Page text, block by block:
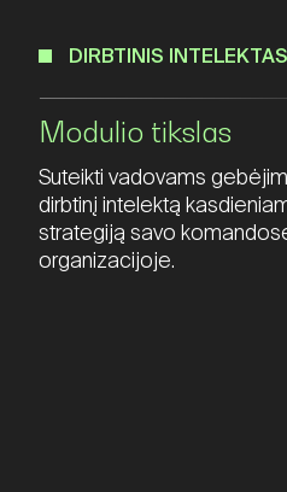
DIRBTINIS
Modulio tikslas
Suteikti vadovams
dirbtinį intelektą
strategiją savo
organizacijoje.